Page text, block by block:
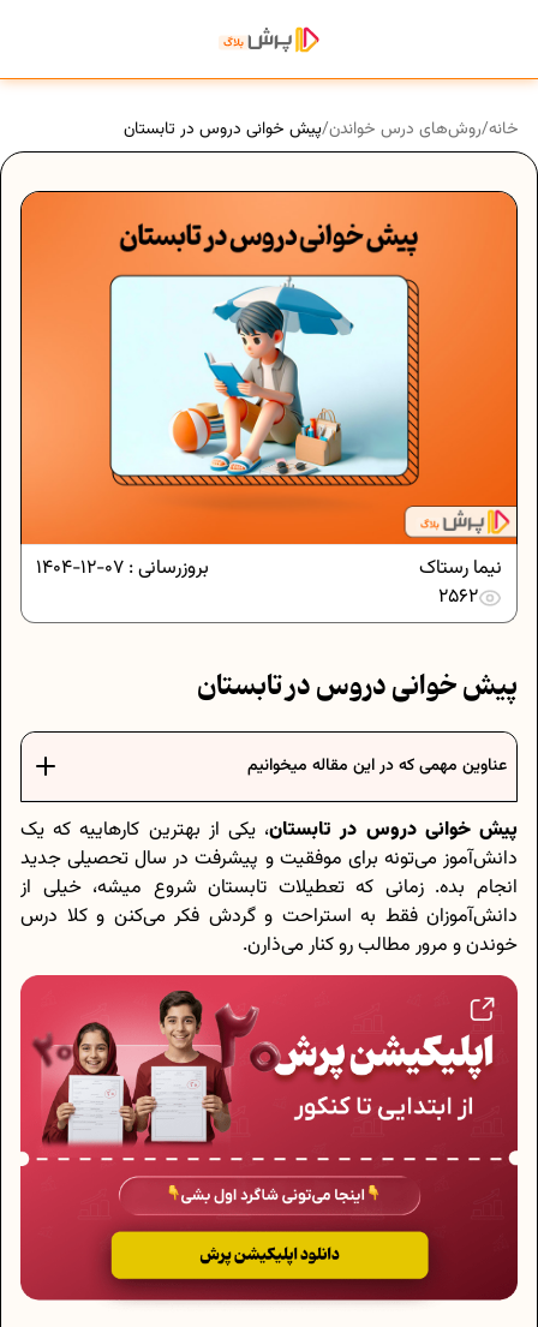
خانه/روش‌های درس خواندن/پیش خوانی دروس در تابستان
بروزرسانی : 07-12-1404
نیما رستاک
2562
پیش خوانی دروس در تابستان
عناوین مهمی که در این مقاله میخوانیم
پیش خوانی دروس در تابستان، یکی از بهترین کارهاییه که یک
دانش‌آموز می‌تونه برای موفقیت و پیشرفت در سال تحصیلی جدید
انجام بده. زمانی که تعطیلات تابستان شروع میشه، خیلی از
دانش‌آموزان فقط به استراحت و گردش فکر می‌کنن و کلا درس
خوندن و مرور مطالب رو کنار می‌ذارن.